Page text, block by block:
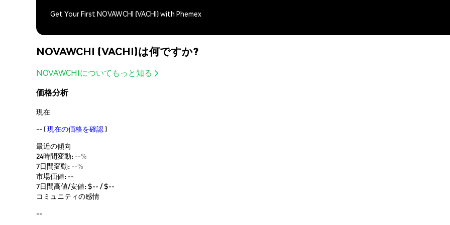
Get Your First NOVAWCHI (VACHI) with Phemex
NOVAWCHI (VACHI)は何ですか?
NOVAWCHIについてもっと知る
価格分析
現在
-- (現在の価格を確認 )
最近の傾向
24時間変動: --%
7日間変動: --%
市場価値: --
7日間高値/安値: $-- / $--
コミュニティの感情
--